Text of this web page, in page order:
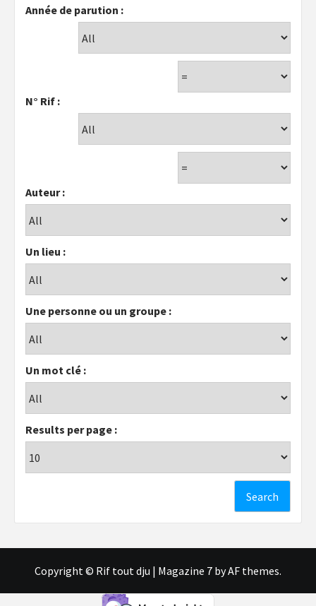
Année de parution :
N° Rif :
Auteur :
Un lieu :
Une personne ou un groupe :
Un mot clé :
Results per page :
Copyright © Rif tout dju | Magazine 7 by AF themes.